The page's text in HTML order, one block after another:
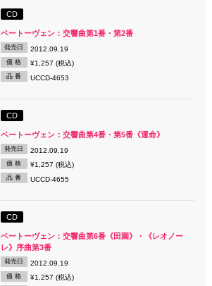
CD
ベートーヴェン：交響曲第1番・第2番
発売日 2012.09.19
価 格 ¥1,257 (税込)
品 番 UCCD-4653
CD
ベートーヴェン：交響曲第4番・第5番《運命》
発売日 2012.09.19
価 格 ¥1,257 (税込)
品 番 UCCD-4655
CD
ベートーヴェン：交響曲第6番《田園》・《レオノー
レ》序曲第3番
発売日 2012.09.19
価 格 ¥1,257 (税込)